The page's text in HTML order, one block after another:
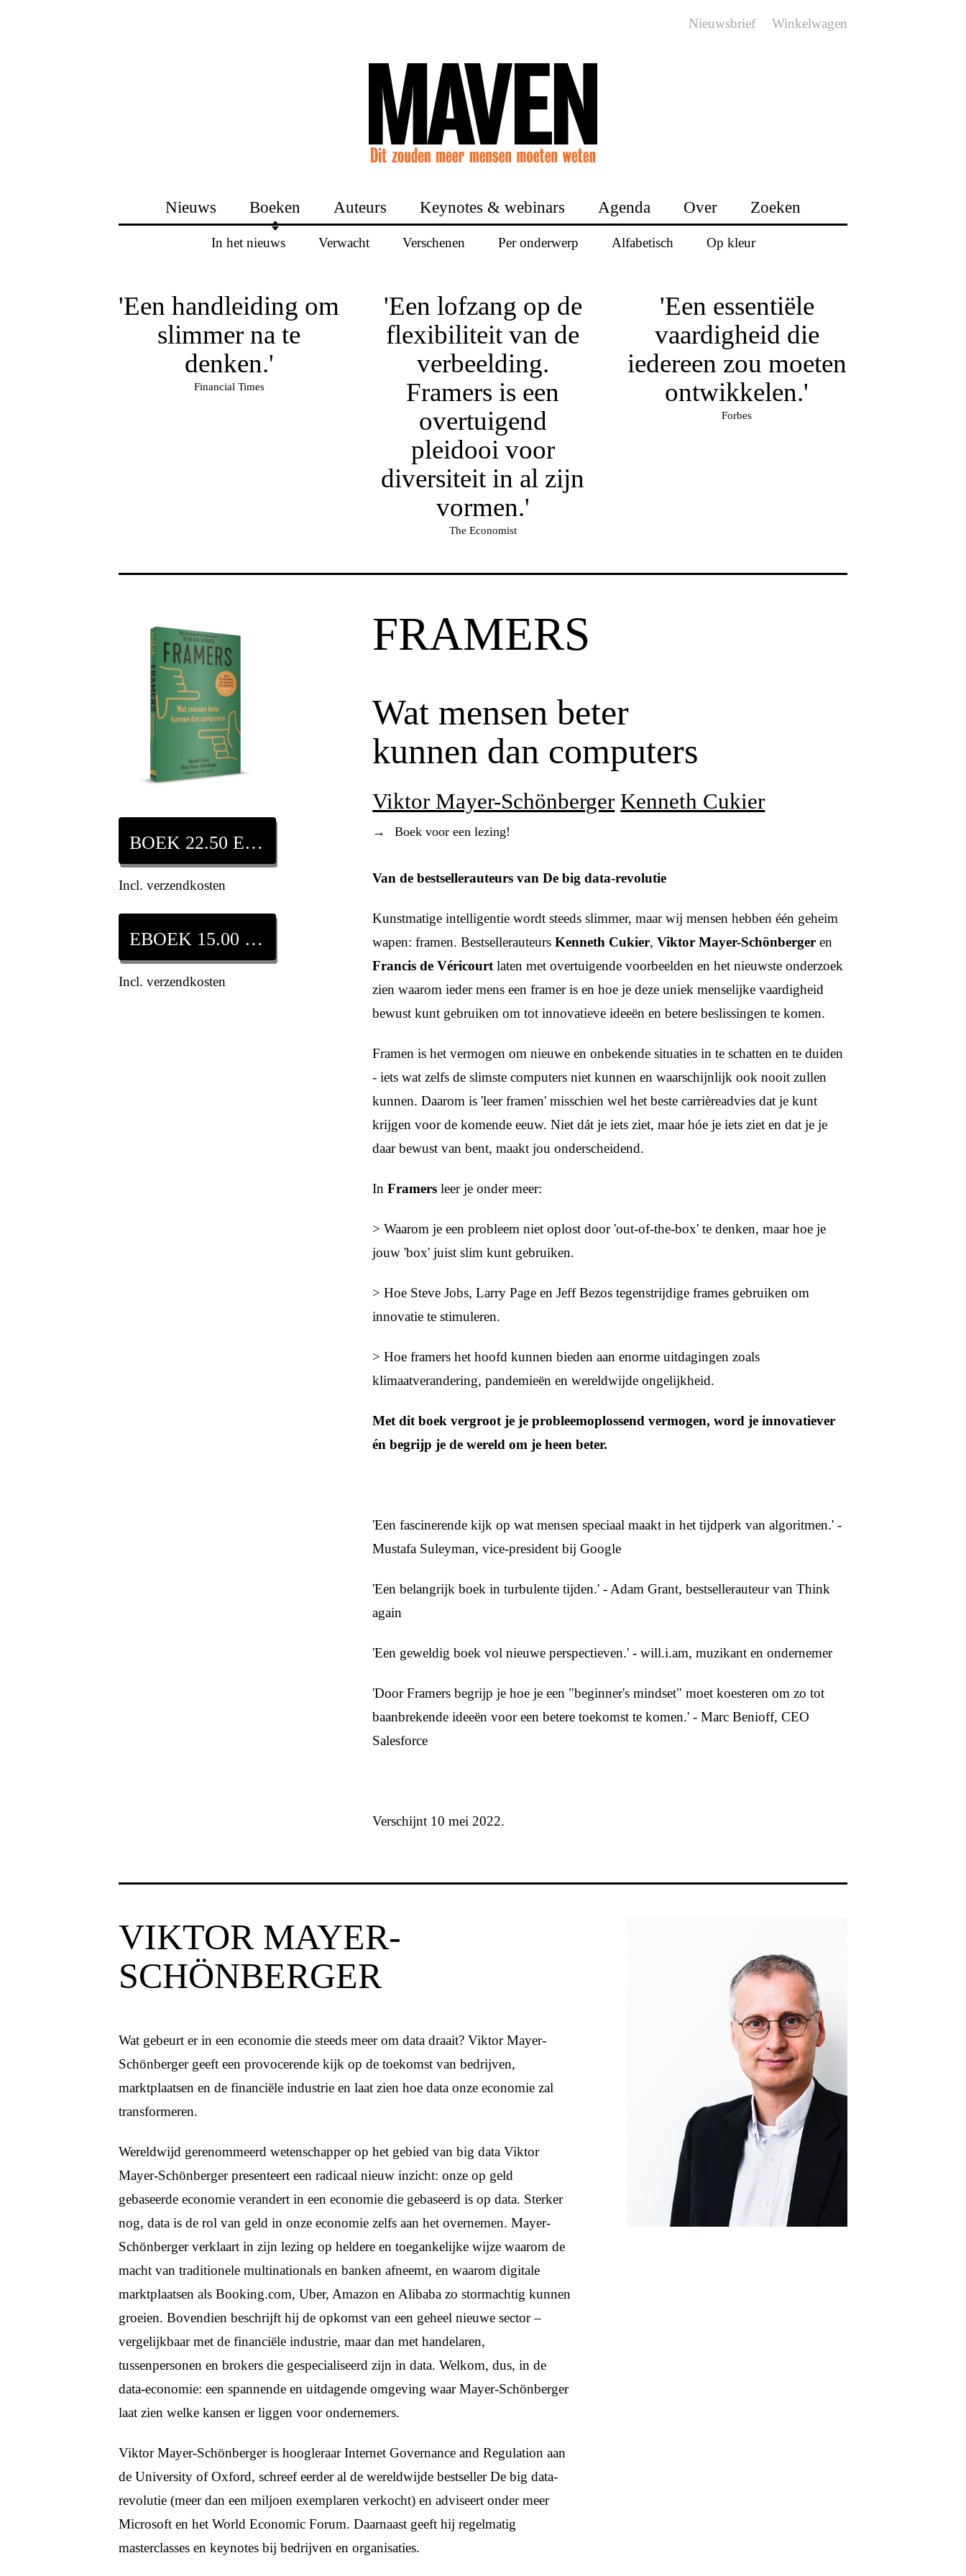
Nieuwsbrief Winkelwagen
Nieuws Boeken
In het nieuws Verwacht Verschenen Per onderwerp Alfabetisch Op kleur
Auteurs Keynotes & webinars Agenda Over Zoeken
'Een handleiding om
slimmer na te
denken.'
Financial Times
'Een lofzang op de
flexibiliteit van de
verbeelding.
Framers is een
overtuigend
pleidooi voor
diversiteit in al zijn
vormen.'
The Economist
'Een essentiële
vaardigheid die
iedereen zou moeten
ontwikkelen.'
Forbes
BOEK 22.50 EURO
Incl. verzendkosten
EBOEK 15.00 EURO
Incl. verzendkosten
FRAMERS
Wat mensen beter
kunnen dan computers
Viktor Mayer-Schönberger Kenneth Cukier
→ Boek voor een lezing!
Van de bestsellerauteurs van De big data-revolutie
Kunstmatige intelligentie wordt steeds slimmer, maar wij mensen hebben één geheim
wapen: framen. BestsellerauteursKenneth Cukier,Viktor Mayer-Schönberger en
Francis de Véricourt laten met overtuigende voorbeelden en het nieuwste onderzoek
zien waarom ieder mens een framer is en hoe je deze uniek menselijke vaardigheid
bewust kunt gebruiken om tot innovatieve ideeën en betere beslissingen te komen.
Framen is het vermogen om nieuwe en onbekende situaties in te schatten en te duiden
- iets wat zelfs de slimste computers niet kunnen en waarschijnlijk ook nooit zullen
kunnen. Daarom is 'leer framen' misschien wel het beste carrièreadvies dat je kunt
krijgen voor de komende eeuw. Niet dát je iets ziet, maar hóe je iets ziet en dat je je
daar bewust van bent, maakt jou onderscheidend.
InFramers leer je onder meer:
> Waarom je een probleem niet oplost door 'out-of-the-box' te denken, maar hoe je
jouw 'box' juist slim kunt gebruiken.
> Hoe Steve Jobs, Larry Page en Jeff Bezos tegenstrijdige frames gebruiken om
innovatie te stimuleren.
> Hoe framers het hoofd kunnen bieden aan enorme uitdagingen zoals
klimaatverandering, pandemieën en wereldwijde ongelijkheid.
Met dit boek vergroot je je probleemoplossend vermogen, word je innovatiever
én begrijp je de wereld om je heen beter.
'Een fascinerende kijk op wat mensen speciaal maakt in het tijdperk van algoritmen.' -
Mustafa Suleyman, vice-president bij Google
'Een belangrijk boek in turbulente tijden.' - Adam Grant, bestsellerauteur van Think
again
'Een geweldig boek vol nieuwe perspectieven.' - will.i.am, muzikant en ondernemer
'Door Framers begrijp je hoe je een "beginner's mindset" moet koesteren om zo tot
baanbrekende ideeën voor een betere toekomst te komen.' - Marc Benioff, CEO
Salesforce
Verschijnt 10 mei 2022.
VIKTOR MAYER-
SCHÖNBERGER
Wat gebeurt er in een economie die steeds meer om data draait? Viktor Mayer-
Schönberger geeft een provocerende kijk op de toekomst van bedrijven,
marktplaatsen en de financiële industrie en laat zien hoe data onze economie zal
transformeren.
Wereldwijd gerenommeerd wetenschapper op het gebied van big data Viktor
Mayer-Schönberger presenteert een radicaal nieuw inzicht: onze op geld
gebaseerde economie verandert in een economie die gebaseerd is op data. Sterker
nog, data is de rol van geld in onze economie zelfs aan het overnemen. Mayer-
Schönberger verklaart in zijn lezing op heldere en toegankelijke wijze waarom de
macht van traditionele multinationals en banken afneemt, en waarom digitale
marktplaatsen als Booking.com, Uber, Amazon en Alibaba zo stormachtig kunnen
groeien. Bovendien beschrijft hij de opkomst van een geheel nieuwe sector –
vergelijkbaar met de financiële industrie, maar dan met handelaren,
tussenpersonen en brokers die gespecialiseerd zijn in data. Welkom, dus, in de
data-economie: een spannende en uitdagende omgeving waar Mayer-Schönberger
laat zien welke kansen er liggen voor ondernemers.
Viktor Mayer-Schönberger is hoogleraar Internet Governance and Regulation aan
de University of Oxford, schreef eerder al de wereldwijde bestseller De big data-
revolutie (meer dan een miljoen exemplaren verkocht) en adviseert onder meer
Microsoft en het World Economic Forum. Daarnaast geeft hij regelmatig
masterclasses en keynotes bij bedrijven en organisaties.